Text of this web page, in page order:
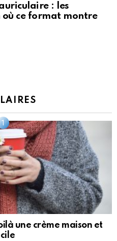
: les
ce format montre
une crème maison et